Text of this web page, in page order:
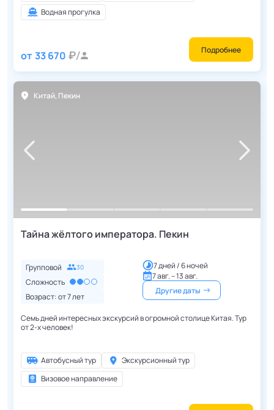
Водная прогулка
от 33 670 Подробнее
Китай, Пекин
Тайна жёлтого императора. Пекин
Групповой 30
Сложность
Возраст: от7лет
7 дней / 6 ночей
7 авг. – 13 авг.
Другие даты
Семь дней интересных экскурсий в огромной столице Китая. Тур
от 2-х человек!
Автобусный тур
Экскурсионный тур
Визовое направление